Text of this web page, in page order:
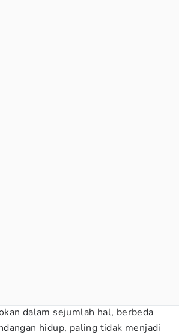
dalam sejumlah hal, berbeda
hidup, paling tidak menjadi